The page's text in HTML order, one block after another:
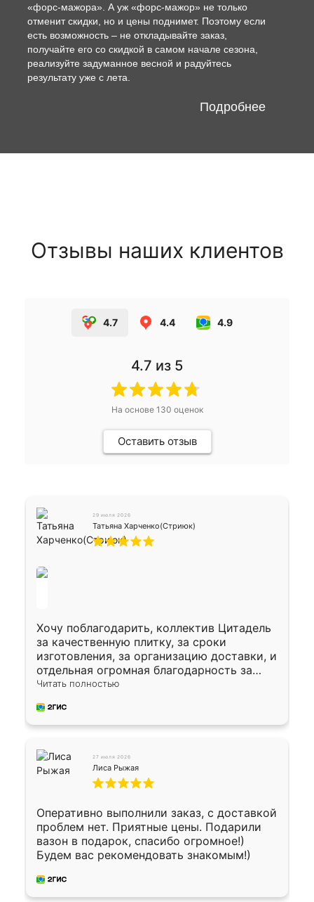
«форс-мажора». А уж «форс-мажор» не только
отменит скидки, но и цены поднимет. Поэтому если
есть возможность – не откладывайте заказ,
получайте его со скидкой в самом начале сезона,
реализуйте задуманное весной и радуйтесь
результату уже с лета.
Подробнее
Отзывы наших клиентов
4.7 4.4 4.9
4.7 из 5
На основе 130 оценок
Оставить отзыв
29 июля 2026
Татьяна Харченко(Стриюк)
Хочу поблагодарить, коллектив Цитадель
за качественную плитку, за сроки
изготовления, за организацию доставки, и
отдельная огромная благодарность за
укладку плитки Оганесу, за два дня 70 кв,
Читать полностью
27 июля 2026
Лиса Рыжая
Оперативно выполнили заказ, с доставкой
проблем нет. Приятные цены. Подарили
вазон в подарок, спасибо огромное!)
Будем вас рекомендовать знакомым!)